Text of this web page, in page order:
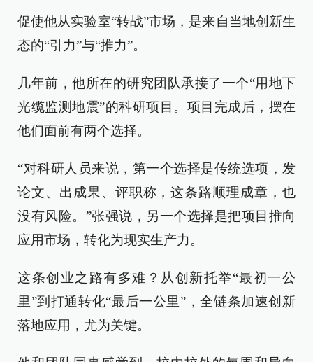
促使他从实验室“转战”市场，是来自当地创新生
态的“引力”与“推力”。
几年前，他所在的研究团队承接了一个“用地下
光缆监测地震”的科研项目。项目完成后，摆在
他们面前有两个选择。
“对科研人员来说，第一个选择是传统选项，发
论文、出成果、评职称，这条路顺理成章，也
没有风险。”张强说，另一个选择是把项目推向
应用市场，转化为现实生产力。
这条创业之路有多难？从创新托举“最初一公
里”到打通转化“最后一公里”，全链条加速创新
落地应用，尤为关键。